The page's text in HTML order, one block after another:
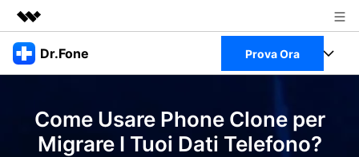
Prodotti in evidenza
Panoramica
Soluzione
Chi siamo
Dr.Fone Prova Ora
Visualizza il Full Toolkit >
Prodotti
Come Usare Phone Clone per
Migrare I Tuoi Dati Telefono?